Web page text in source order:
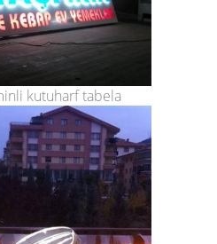
kutuharf tabela